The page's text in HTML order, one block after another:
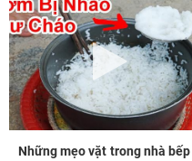
Những mẹo vặt trong nhà bếp